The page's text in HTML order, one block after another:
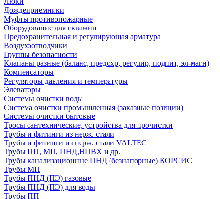
Дождеприемники
Муфты противопожарные
Оборудование для скважин
Предохранительная и регулирующая арматура
Воздухоотводчики
Группы безопасности
Клапаны разные (баланс, предохр, регулир, подпит, эл-магн)
Компенсаторы
Регуляторы давления и температуры
Элеваторы
Системы очистки воды
Система очистки промышленная (заказные позиции)
Системы очистки бытовые
Тросы сантехнические, устройства для прочистки
Трубы и фитинги из нерж. стали
Трубы и фитинги из нерж. стали VALTEC
Трубы ПП, МП, ПНД,НПВХ и др.
Трубы канализационные ПНД (безнапорные) КОРСИС
Трубы МП
Трубы ПНД (ПЭ) газовые
Трубы ПНД (ПЭ) для воды
Трубы ПП